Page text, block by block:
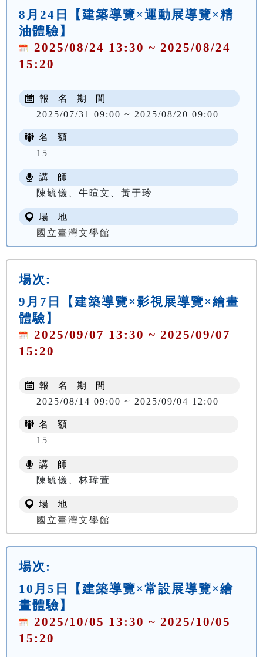
8月24日【建築導覽×運動展導覽×精
油體驗】
2025/08/24 13:30 ~ 2025/08/24
15:20
報 名 期 間
2025/07/31 09:00 ~ 2025/08/20 09:00
名 額
15
講 師
陳毓儀、牛暄文、黃于玲
場 地
國立臺灣文學館
場次:
9月7日【建築導覽×影視展導覽×繪畫
體驗】
2025/09/07 13:30 ~ 2025/09/07
15:20
報 名 期 間
2025/08/14 09:00 ~ 2025/09/04 12:00
名 額
15
講 師
陳毓儀、林瑋萱
場 地
國立臺灣文學館
場次:
10月5日【建築導覽×常設展導覽×繪
畫體驗】
2025/10/05 13:30 ~ 2025/10/05
15:20